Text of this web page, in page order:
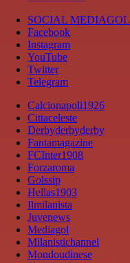
SOCIAL MEDIAGOL
Facebook
Instagram
YouTube
Twitter
Telegram
Calcionapoli1926
Cittaceleste
Derbyderbyderby
Fantamagazine
FCInter1908
Forzaroma
Golssip
Hellas1903
Ilmilanista
Juvenews
Mediagol
Milanistichannel
Mondoudinese